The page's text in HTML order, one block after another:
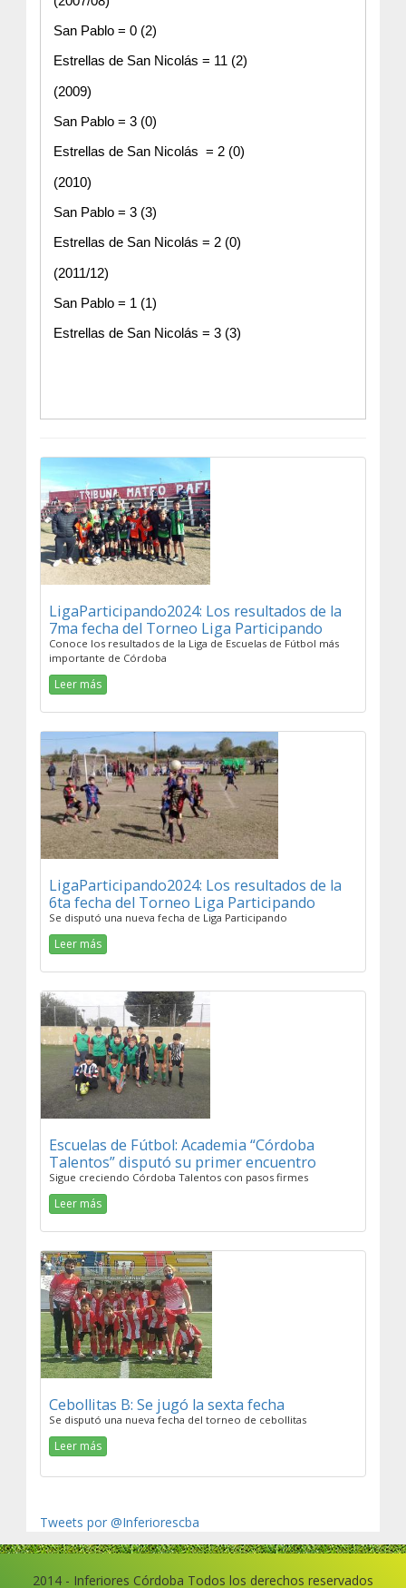
San Pablo = 0 (2)
Estrellas de San Nicolás = 11 (2)
(2009)
San Pablo = 3 (0)
Estrellas de San Nicolás  = 2 (0)
(2010)
San Pablo = 3 (3)
Estrellas de San Nicolás = 2 (0)
(2011/12)
San Pablo = 1 (1)
Estrellas de San Nicolás = 3 (3)
LigaParticipando2024: Los resultados de la
7ma fecha del Torneo Liga Participando
Conoce los resultados de la Liga de Escuelas de Fútbol más
importante de Córdoba
Leer más
LigaParticipando2024: Los resultados de la
6ta fecha del Torneo Liga Participando
Se disputó una nueva fecha de Liga Participando
Leer más
Escuelas de Fútbol: Academia “Córdoba
Talentos” disputó su primer encuentro
Sigue creciendo Córdoba Talentos con pasos firmes
Leer más
Cebollitas B: Se jugó la sexta fecha
Se disputó una nueva fecha del torneo de cebollitas
Leer más
Tweets por @Inferiorescba
2014 - Inferiores Córdoba Todos los derechos reservados